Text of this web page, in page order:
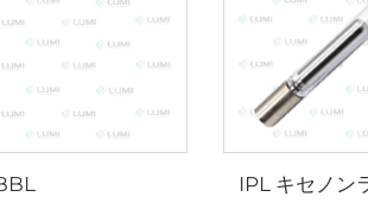
IPL キセノン